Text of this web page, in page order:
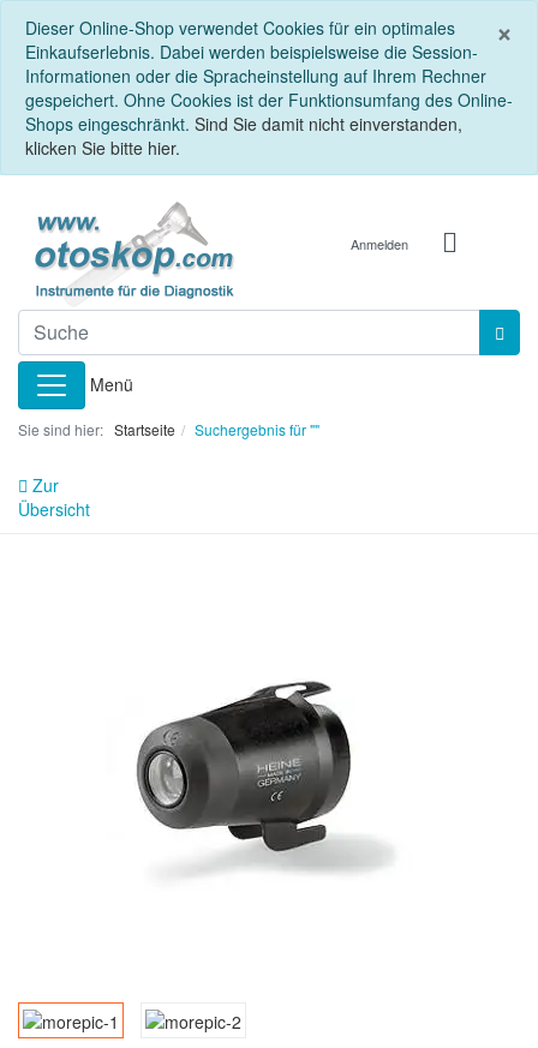
×
Dieser Online-Shop verwendet Cookies für ein optimales
Einkaufserlebnis. Dabei werden beispielsweise die Session-
Informationen oder die Spracheinstellung auf Ihrem Rechner
gespeichert. Ohne Cookies ist der Funktionsumfang des Online-
Shops eingeschränkt. Sind Sie damit nicht einverstanden,
klicken Sie bitte hier.
Anmelden
Menü
Sie sind hier: Startseite Suchergebnis für ""
Zur
Übersicht